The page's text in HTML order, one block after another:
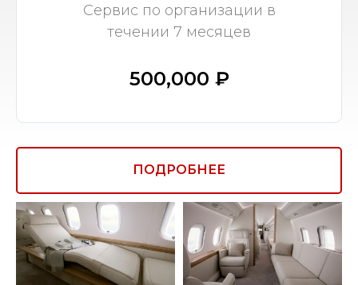
Сервис по организации в
течении 7 месяцев
500,000 ₽
ПОДРОБНЕЕ